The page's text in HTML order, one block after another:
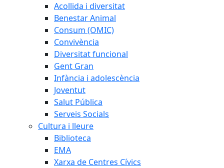
Acollida i diversitat
Benestar Animal
Consum (OMIC)
Convivència
Diversitat funcional
Gent Gran
Infància i adolescència
Joventut
Salut Pública
Serveis Socials
Cultura i lleure
Biblioteca
EMA
Xarxa de Centres Cívics